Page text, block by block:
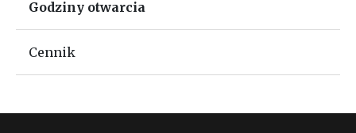
Godziny otwarcia
Cennik